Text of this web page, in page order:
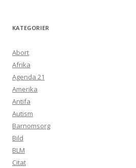
KATEGORIER
Abort
Afrika
Agenda 21
Amerika
Antifa
Autism
Barnomsorg
Bild
BLM
Citat